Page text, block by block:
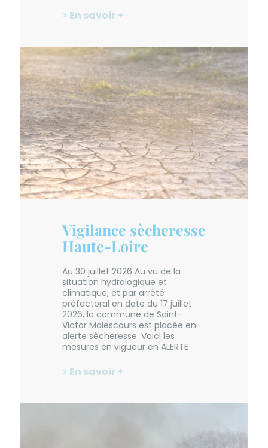
> En savoir +
Vigilance sècheresse
Haute-Loire
Au 30 juillet 2026 Au vu de la
situation hydrologique et
climatique, et par arrêté
préfectoral en date du 17 juillet
2026, la commune de Saint-
Victor Malescours est placée en
alerte sècheresse. Voici les
mesures en vigueur en ALERTE
> En savoir +